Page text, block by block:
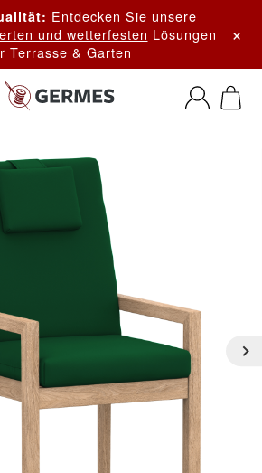
Entdecken Sie unsere
und wetterfesten Lösungen
Terrasse & Garten
×